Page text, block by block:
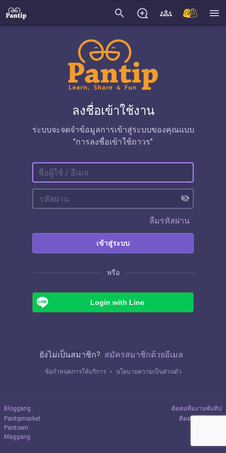
search menu
ลงชื่อเข้าใช้งาน
ระบบจะจดจำข้อมูลการเข้าสู่ระบบของคุณแบบ
"การลงชื่อเข้าใช้ถาวร"
visibility_off
ลืมรหัสผ่าน
เข้าสู่ระบบ
หรือ
Login with Line
ยังไม่เป็นสมาชิก? สมัครสมาชิกด้วยอีเมล
ข้อกำหนดการให้บริการ ・ นโยบายความเป็นส่วนตัว
Bloggang
Pantipmarket
Pantown
Maggang
ติดต่อทีมงานพันทิป
ติดต่อลงโฆษณา